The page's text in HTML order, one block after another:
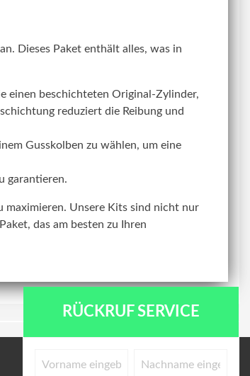
Dieses Paket enthält alles, was in
einen beschichteten Original-Zylinder,
reduziert die Reibung und
Gusskolben zu wählen, um eine
garantieren.
maximieren. Unsere Kits sind nicht nur
das am besten zu Ihren
RÜCKRUF SERVICE